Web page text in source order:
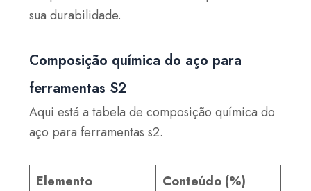
sua durabilidade.
Composição química do aço para
ferramentas S2
Aqui está a tabela de composição química do
aço para ferramentas s2.
Elemento
Conteúdo (%)